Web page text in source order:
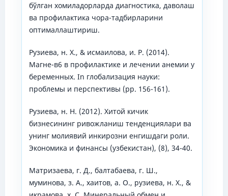
бўлган хомиладорларда диагностика, даволаш
ва профилактика чора-тадбирларини
оптималлаштириш.
Рузиева, н. Х., & исмаилова, и. Р. (2014).
Магне-в6 в профилактике и лечении анемии у
беременных. In глобализация науки:
проблемы и перспективы (pp. 156-161).
Рузиева, н. Н. (2012). Хитой кичик
бизнесининг ривожланиш тенденциялари ва
унинг молиявий инкирозни енгишдаги роли.
Экономика и финансы (узбекистан), (8), 34-40.
Матризаева, г. Д., балтабаева, г. Ш.,
муминова, з. А., хаитов, а. О., рузиева, н. Х., &